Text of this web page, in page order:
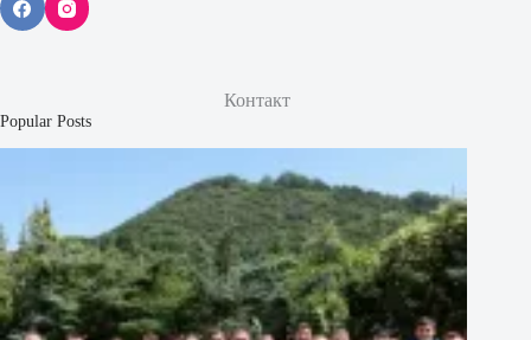
Контакт
Popular Posts